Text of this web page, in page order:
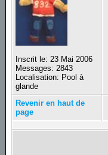
Inscrit le: 23 Mai 2006
Messages: 2843
Localisation: Pool à
glande
Revenir en haut de
page